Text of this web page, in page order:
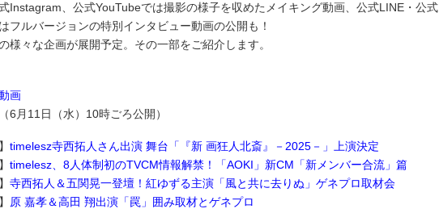
Instagram、公式YouTubeでは撮影の様子を収めたメイキング動画、公式LINE・公式
フルバージョンの特別インタビュー動画の公開も！
様々な企画が展開予定。その一部をご紹介します。
画
（6月11日（水）10時ごろ公開）
timelesz寺西拓人さん出演 舞台「『新 画狂人北斎』－2025－」上演決定
timelesz、8人体制初のTVCM情報解禁！「AOKI」新CM「新メンバー合流」篇
寺西拓人＆五関晃一登壇！紅ゆずる主演「風と共に去りぬ」ゲネプロ取材会
原 嘉孝＆高田 翔出演「罠」囲み取材とゲネプロ